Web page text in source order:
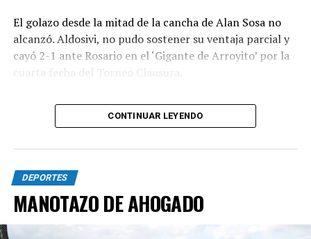
El golazo desde la mitad de la cancha de Alan Sosa no
alcanzó. Aldosivi, no pudo sostener su ventaja parcial y
cayó 2-1 ante Rosario en el ‘Gigante de Arroyito’ por la
cuarta fecha del Torneo Clausura.
Foto Alan Sosa festeja su golazo en el Gigante de
Arroyito. FotobairesCONTINUAR LEYENDO
DEPORTES
MANOTAZO DE AHOGADO